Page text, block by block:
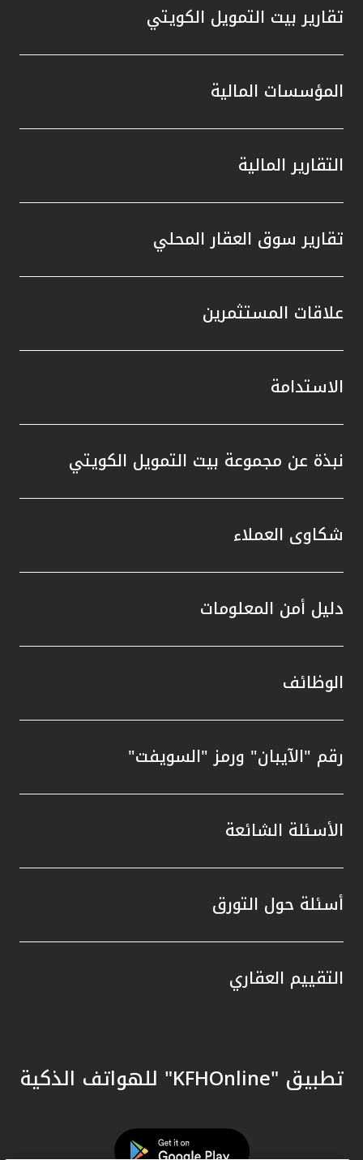
تقارير بيت التمويل الكويتي
المؤسسات المالية
التقارير المالية
تقارير سوق العقار المحلي
علاقات المستثمرين
الاستدامة
نبذة عن مجموعة بيت التمويل الكويتي
شكاوى العملاء
دليل أمن المعلومات
الوظائف
رقم "الآيبان" ورمز "السويفت"
الأسئلة الشائعة
أسئلة حول التورق
التقييم العقاري
تطبيق "KFHOnline" للهواتف الذكية